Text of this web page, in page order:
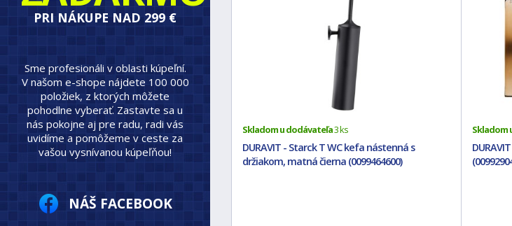
Skladom u dodávateľa3 ks
DURAVIT - Starck T WC kefa nástenná s
držiakom, matná čierna (0099464600)
Skladom
PRI NÁKUPE NAD 299 €
Sme profesionáli v oblasti kúpeľní.
V našom e-shope nájdete 100 000
položiek, z ktorých môžete
pohodlne vyberať. Zastavte sa u
nás pokojne aj pre radu, radi vás
uvidíme a pomôžeme v ceste za
vašou vysnívanou kúpeľňou!
NÁŠ FACEBOOK